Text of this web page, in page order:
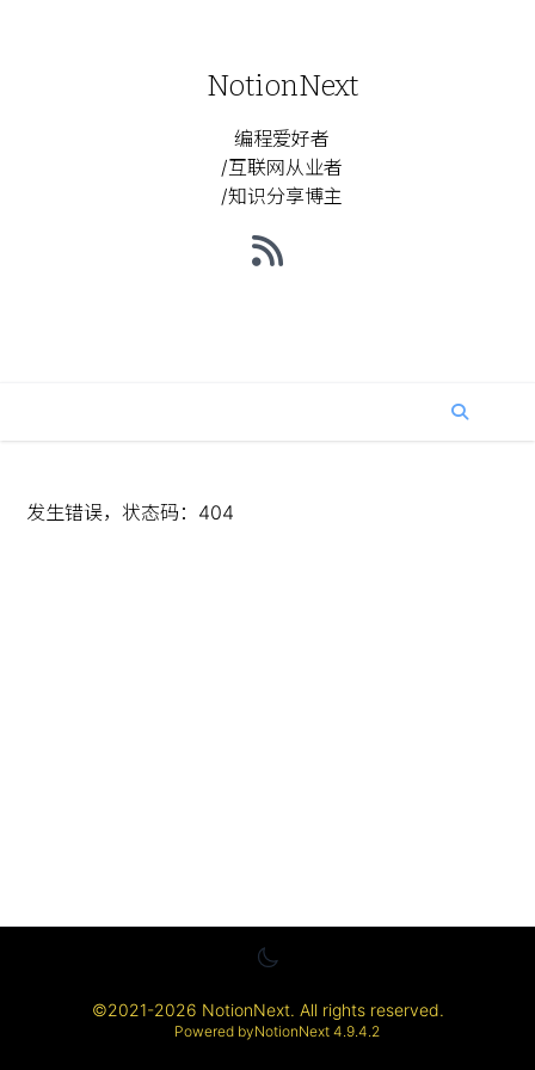
NotionNext
编程爱好者
/互联网从业者
/知识分享博主
发生错误，状态码： 404
©2021-2026 NotionNext. All rights reserved.
Powered byNotionNext 4.9.4.2